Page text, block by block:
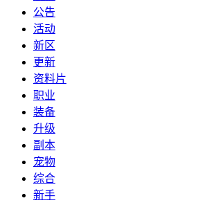
公告
活动
新区
更新
资料片
职业
装备
升级
副本
宠物
综合
新手